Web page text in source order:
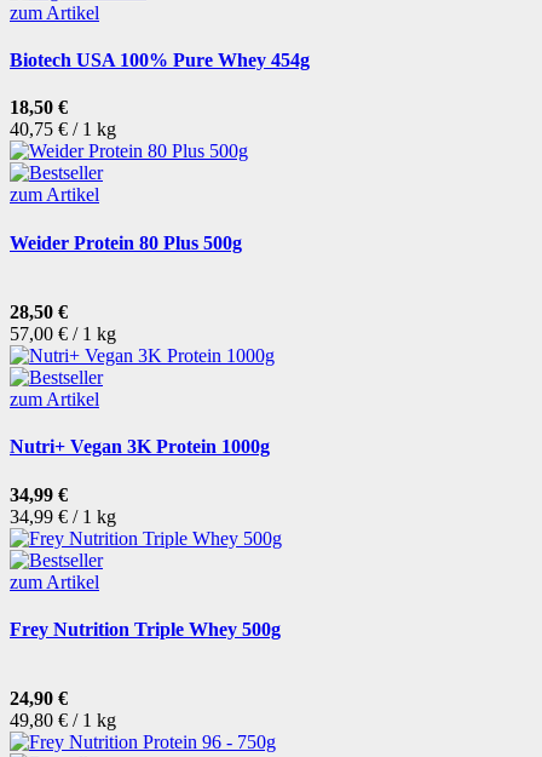
zum Artikel
Biotech USA 100% Pure Whey 454g
18,50 €
40,75 € / 1 kg
zum Artikel
Weider Protein 80 Plus 500g
28,50 €
57,00 € / 1 kg
zum Artikel
Nutri+ Vegan 3K Protein 1000g
34,99 €
34,99 € / 1 kg
zum Artikel
Frey Nutrition Triple Whey 500g
24,90 €
49,80 € / 1 kg